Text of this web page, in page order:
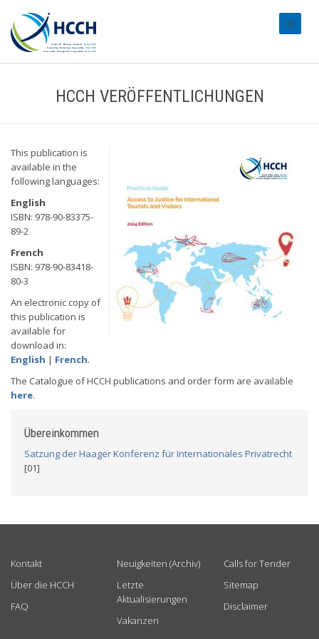
HCCH VERÖFFENTLICHUNGEN
This publication is
available in the
following languages:
English
ISBN: 978-90-83375-
89-2
French
ISBN: 978-90-83418-
80-3
An electronic copy of
this publication is
available for
download in:
English | French.
The Catalogue of HCCH publications and order form are available
here.
Übereinkommen
Satzung der Haager Konferenz für Internationales Privatrecht
[01]
Kontakt
Über die HCCH
FAQ
Neuigkeiten (Archiv)
Letzte
Aktualisierungen
Vakanzen
Calls for Tender
Sitemap
Disclaimer